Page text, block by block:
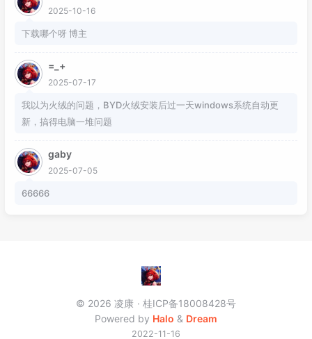
2025-10-16
下载哪个呀 博主
=_+
2025-07-17
我以为火绒的问题，BYD火绒安装后过一天windows系统自动更
新，搞得电脑一堆问题
gaby
2025-07-05
66666
© 2026 凌康
桂ICP备18008428号
Powered by Halo & Dream
2022-11-16